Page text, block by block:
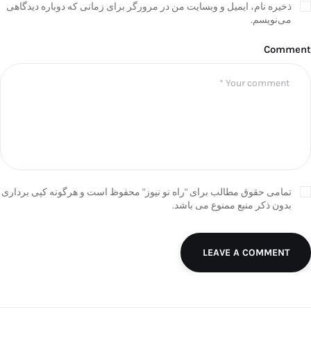
ذخیره نام، ایمیل و وبسایت من در مرورگر برای زمانی که دوباره دیدگاهی
می‌نویسم.
Comment
تمامی حقوق مطالب برای "راه نو نیوز" محفوظ است و هرگونه کپی برداری
بدون ذکر منبع ممنوع می باشد.
LEAVE A COMMENT